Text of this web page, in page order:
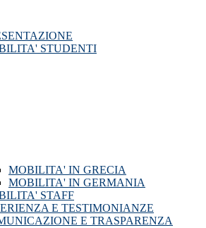
STUDENTI
MOBILITA' IN GRECIA
MOBILITA' IN GERMANIA
STAFF
E TESTIMONIANZE
E TRASPARENZA